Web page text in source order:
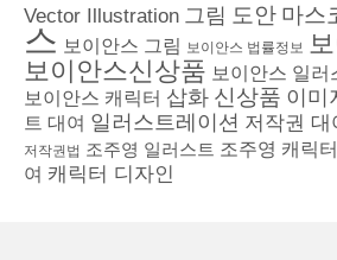
Vector Illustration 그림 도안 마스
스 보이안스 그림 보이안스 법률정보
보이안스신상품 보이안스 일러
보이안스 캐릭터 삽화 신상품 이미
트 대여 일러스트레이션 저작권 대
저작권법 조주영 일러스트 조주영 캐릭터
여 캐릭터 디자인